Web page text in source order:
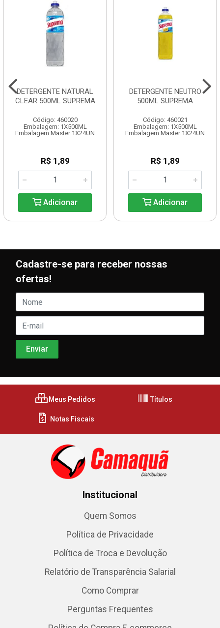
DETERGENTE NATURAL
CLEAR 500ML SUPREMA
Código: 460020
Embalagem: 1X500ML
Embalagem Master 1X24UN
R$ 1,89
Adicionar
DETERGENTE NEUTRO
500ML SUPREMA
Código: 460021
Embalagem: 1X500ML
Embalagem Master 1X24UN
R$ 1,89
Adicionar
Cadastre-se para receber nossas
ofertas!
Meus Pedidos Títulos
Notas Fiscais
Institucional
Quem Somos
Política de Privacidade
Política de Troca e Devolução
Relatório de Transparência Salarial
Como Comprar
Perguntas Frequentes